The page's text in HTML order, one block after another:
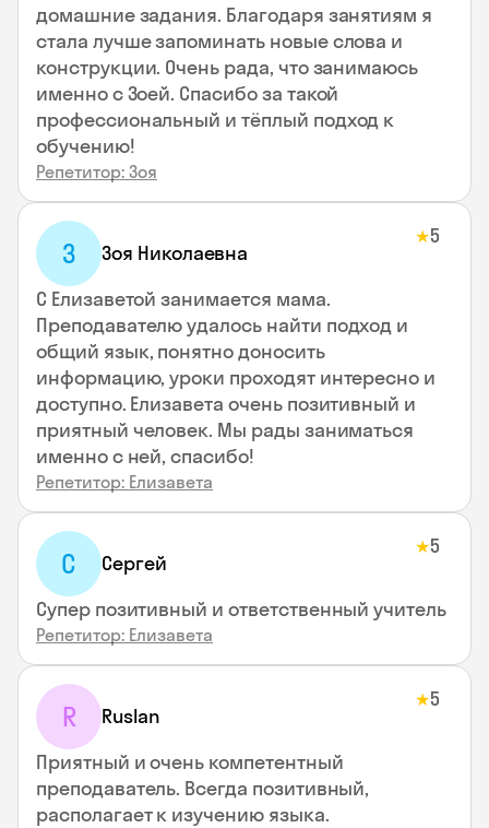
домашние задания. Благодаря занятиям я
стала лучше запоминать новые слова и
конструкции. Очень рада, что занимаюсь
именно с Зоей. Спасибо за такой
профессиональный и тёплый подход к
обучению!
Репетитор: Зоя
З Зоя Николаевна
★5
С Елизаветой занимается мама.
Преподавателю удалось найти подход и
общий язык, понятно доносить
информацию, уроки проходят интересно и
доступно. Елизавета очень позитивный и
приятный человек. Мы рады заниматься
именно с ней, спасибо!
Репетитор: Елизавета
С Сергей
★5
Супер позитивный и ответственный учитель
Репетитор: Елизавета
R Ruslan
★5
Приятный и очень компетентный
преподаватель. Всегда позитивный,
располагает к изучению языка.